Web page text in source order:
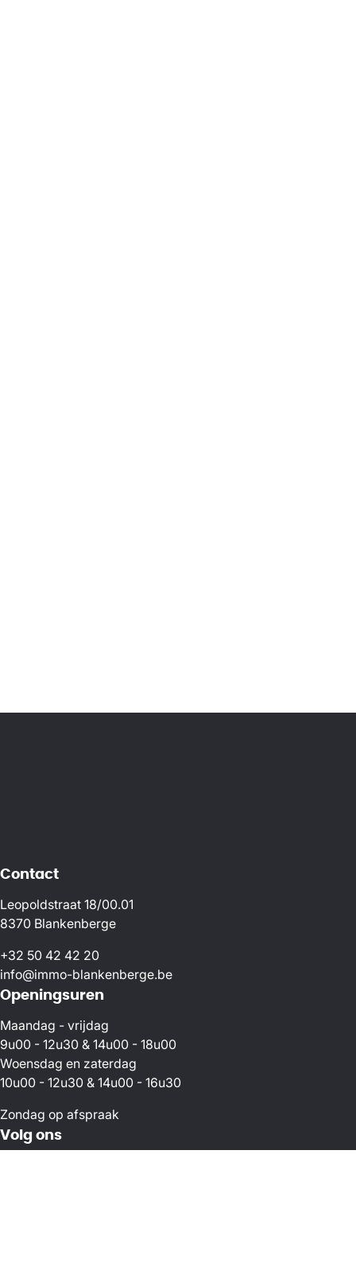
Contact
Leopoldstraat 18/00.01
8370 Blankenberge
+32 50 42 42 20
info@immo-blankenberge.be
Openingsuren
Maandag - vrijdag
9u00 - 12u30 & 14u00 - 18u00
Woensdag en zaterdag
10u00 - 12u30 & 14u00 - 16u30
Zondag op afspraak
Volg ons